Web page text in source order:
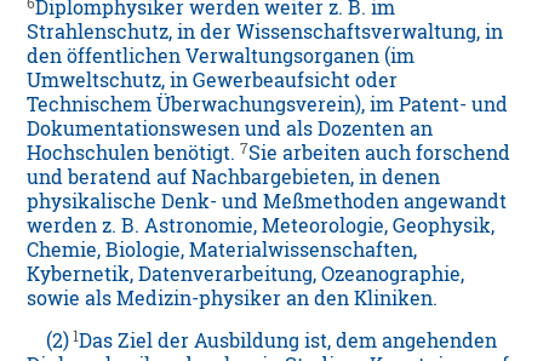
Diplomphysiker werden weiter z. B. im
Strahlenschutz, in der Wissenschaftsverwaltung, in
den öffentlichen Verwaltungsorganen (im
Umweltschutz, in Gewerbeaufsicht oder
Technischem Überwachungsverein), im Patent- und
Dokumentationswesen und als Dozenten an
Hochschulen benötigt.7Sie arbeiten auch forschend
und beratend auf Nachbargebieten, in denen
physikalische Denk- und Meßmethoden angewandt
werden z. B. Astronomie, Meteorologie, Geophysik,
Chemie, Biologie, Materialwissenschaften,
Kybernetik, Datenverarbeitung, Ozeanographie,
sowie als Medizin-physiker an den Kliniken.
(2) 1Das Ziel der Ausbildung ist, dem angehenden